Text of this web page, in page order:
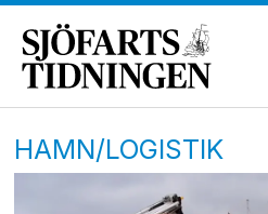
HAMN/LOGISTIK